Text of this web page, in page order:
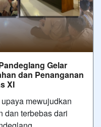
Gelar
dan Penanganan
XI
mewujudkan
dan terbebas dari